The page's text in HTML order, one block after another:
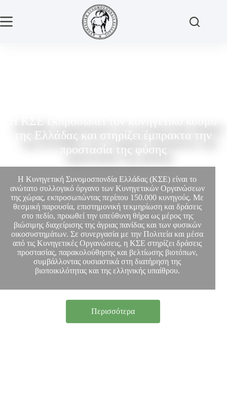
της Ελλάδας και στηρίζει έμπρακτα την
προστασία της φύσης
Η Κυνηγετική Συνομοσπονδία Ελλάδας (ΚΣΕ) είναι το
ανώτατο συλλογικό όργανο των Κυνηγετικών Οργανώσεων
της χώρας, εκπροσωπώντας περίπου 150.000 κυνηγούς. Με
θεσμική παρουσία, επιστημονική τεκμηρίωση και δράσεις
στο πεδίο, προωθεί την υπεύθυνη θήρα ως μέρος της
βιώσιμης διαχείρισης της άγριας πανίδας και των φυσικών
οικοσυστημάτων. Σε συνεργασία με την Πολιτεία και μέσα
από τις Κυνηγετικές Οργανώσεις, η ΚΣΕ στηρίζει δράσεις
προστασίας, παρακολούθησης και βελτίωσης βιοτόπων,
συμβάλλοντας ουσιαστικά στη διατήρηση της
βιοποικιλότητας και της ελληνικής υπαίθρου.
Περισσότερα